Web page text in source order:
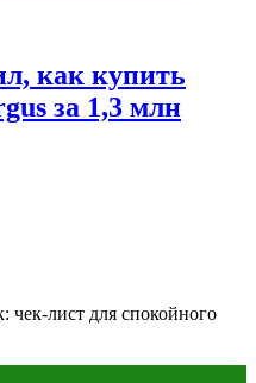
как купить
за 1,3 млн
чек-лист для спокойного